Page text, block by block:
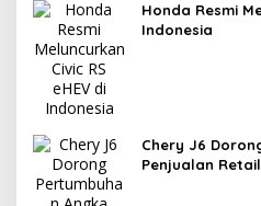
Honda Resmi
Indonesia
Chery J6
Penjualan